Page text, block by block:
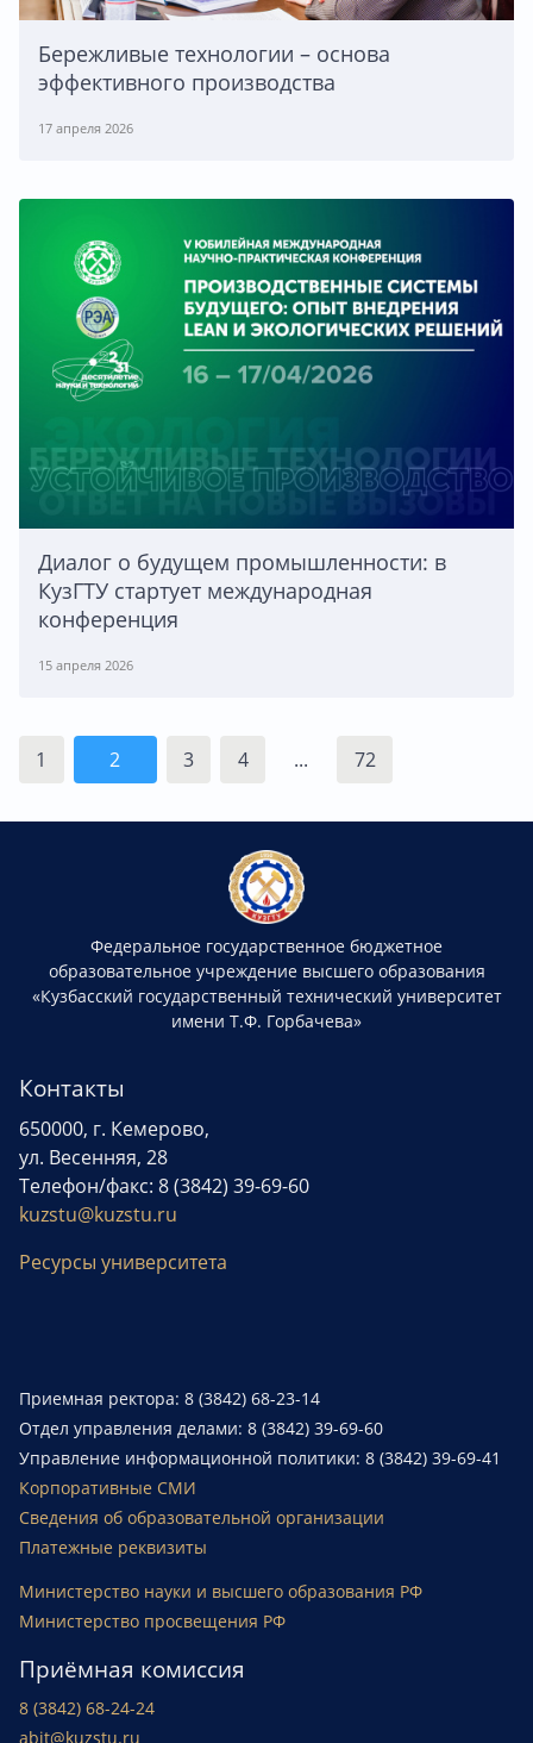
Бережливые технологии – основа
эффективного производства
17 апреля 2026
Диалог о будущем промышленности: в
КузГТУ стартует международная
конференция
15 апреля 2026
1 2 3 4 ... 72
Федеральное государственное бюджетное
образовательное учреждение высшего образования
«Кузбасский государственный технический университет
имени Т.Ф. Горбачева»
Контакты
650000, г. Кемерово,
ул. Весенняя, 28
Телефон/факс: 8 (3842) 39-69-60
kuzstu@kuzstu.ru
Ресурсы университета
Приемная ректора: 8 (3842) 68-23-14
Отдел управления делами: 8 (3842) 39-69-60
Управление информационной политики: 8 (3842) 39-69-41
Корпоративные СМИ
Сведения об образовательной организации
Платежные реквизиты
Министерство науки и высшего образования РФ
Министерство просвещения РФ
Приёмная комиссия
8 (3842) 68-24-24
abit@kuzstu.ru